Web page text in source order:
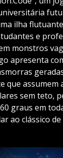
ilha
e
monstros
apresenta
que assumem
sem teto,
​​graus em
ao clássico de